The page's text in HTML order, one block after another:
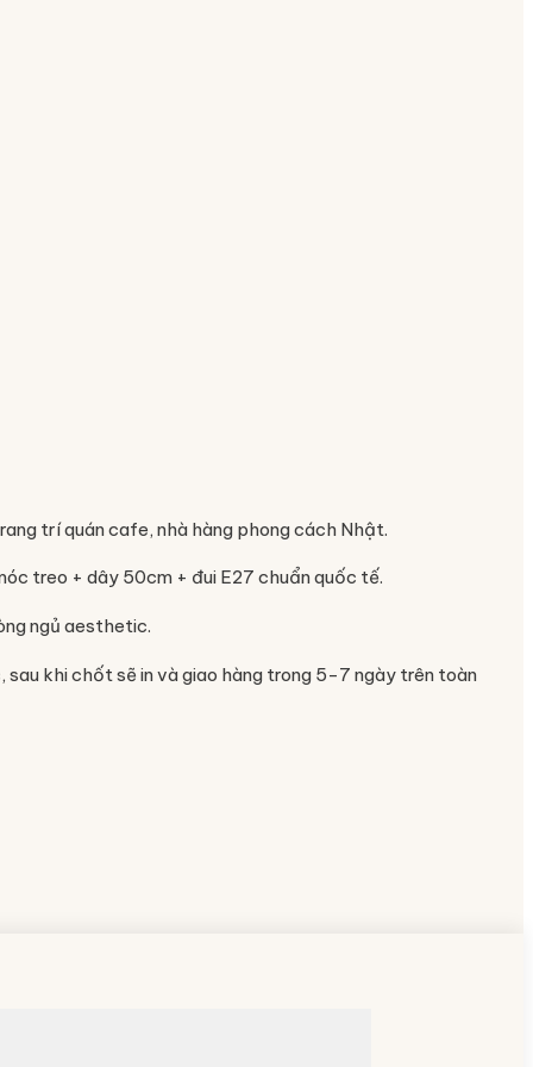
trí quán cafe, nhà hàng phong cách Nhật.
treo + dây 50cm + đui E27 chuẩn quốc tế.
ngủ aesthetic.
sau khi chốt sẽ in và giao hàng trong 5-7 ngày trên toàn